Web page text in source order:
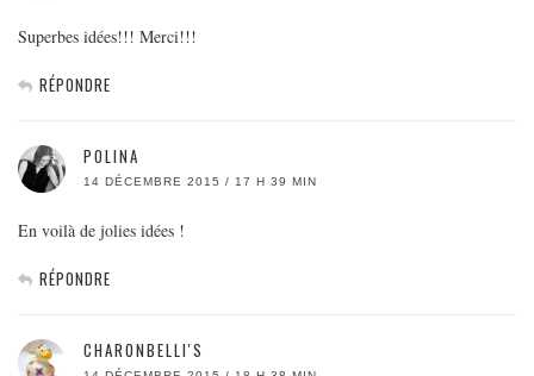
Superbes idées!!! Merci!!!
RÉPONDRE
POLINA
14 DÉCEMBRE 2015 / 17 H 39 MIN
En voilà de jolies idées !
RÉPONDRE
CHARONBELLI'S